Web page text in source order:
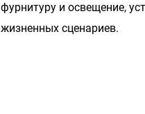
фурнитуру и освещение,
жизненных сценариев.